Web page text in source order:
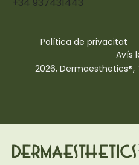
+34 937431443
Política de privacitat
Avís
2026, Dermaesthetics®,